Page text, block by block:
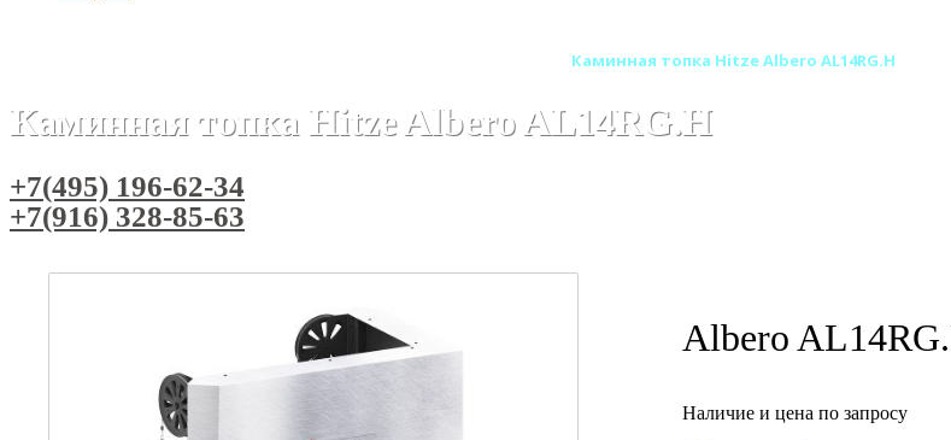
Каминная топка Hitze Albero AL14RG.H
Каминная топка Hitze Albero AL14RG.H
+7(495) 196-62-34
+7(916) 328-85-63
Albero
Наличие и цена по запросу